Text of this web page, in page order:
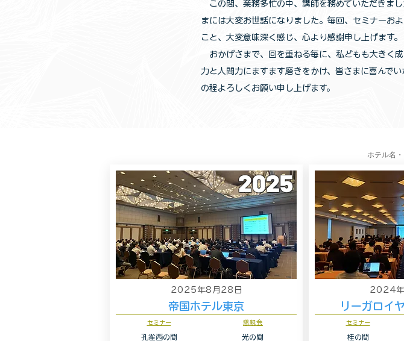
この間、業務多忙の中、講師を務めていただきま
まには大変お世話になりました。毎回、セミナーお
こと、大変意味深く感じ、心より感謝申し上げます。
おかげさまで、回を重ねる毎に、私どもも大きく
力と人間力にますます磨きをかけ、皆さまに喜んで
の程よろしくお願い申し上げます。
ホテル名
2025
2025年8月28日
帝国ホテル東京
セミナー
孔雀西の間
懇親会
光の間
2024
リーガロイ
セミナー
桂の間